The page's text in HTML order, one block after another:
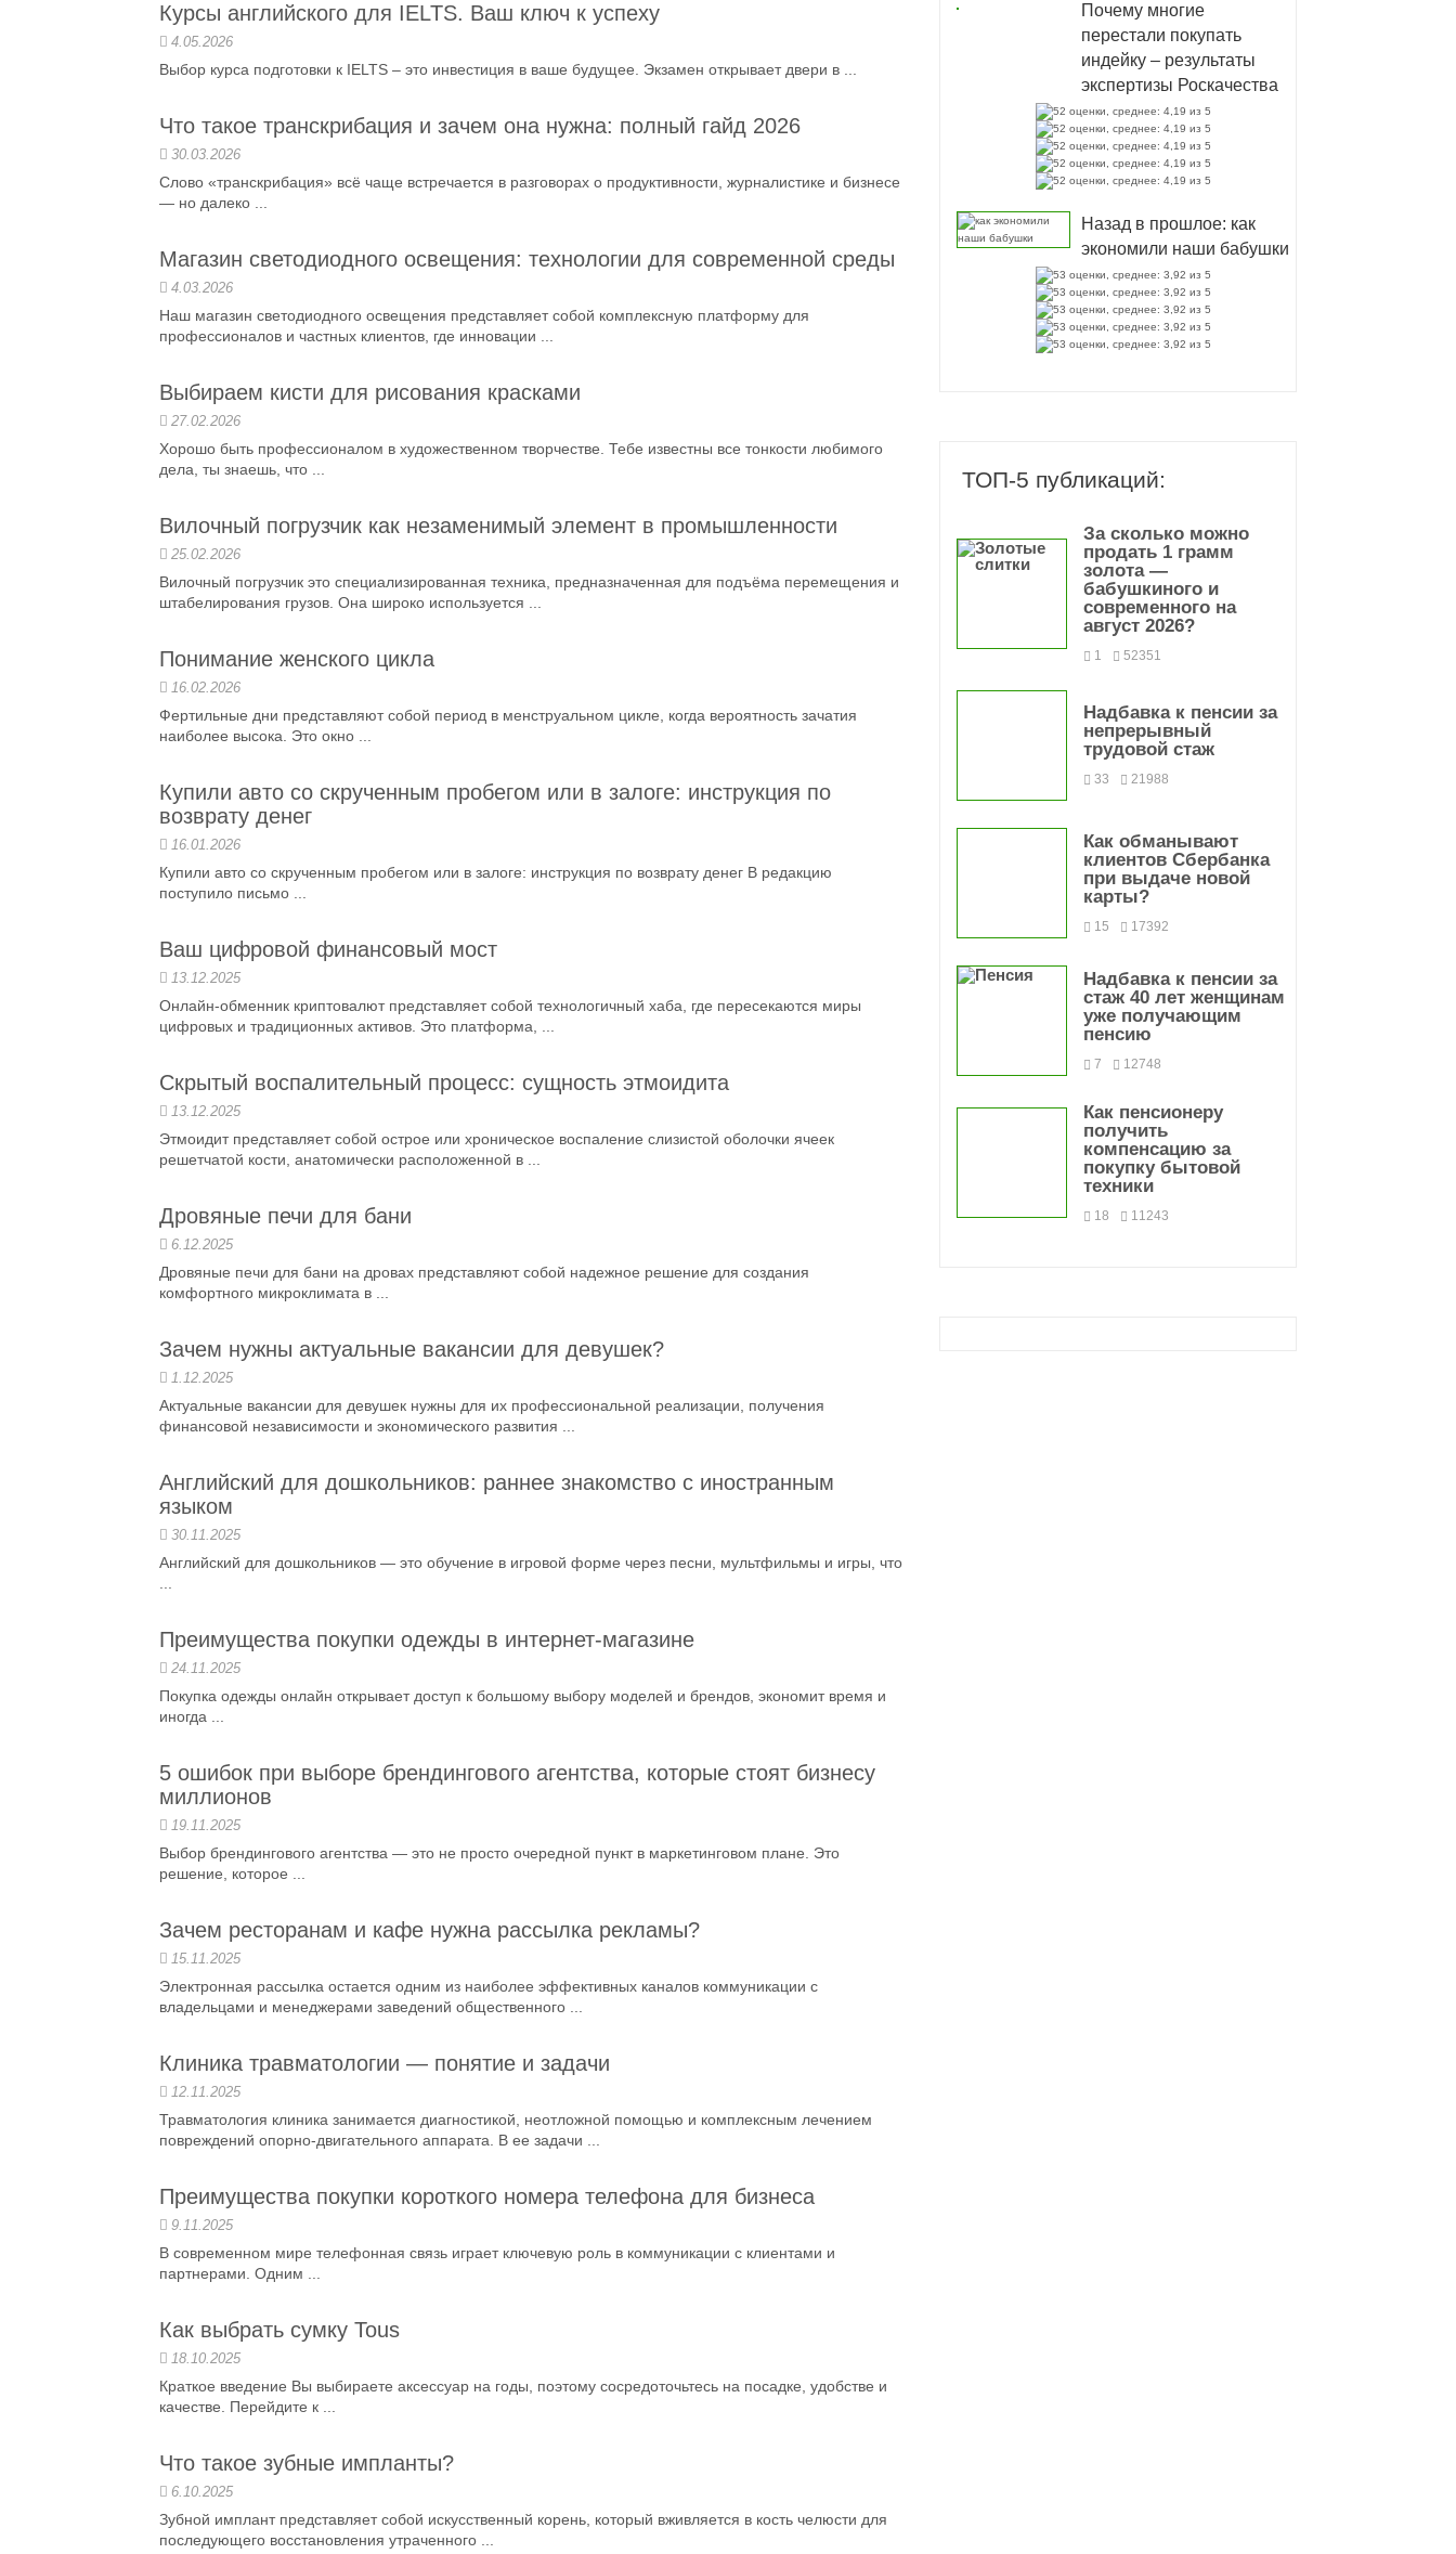
Курсы английского для IELTS. Ваш ключ к успеху
4.05.2026
Выбор курса подготовки к IELTS – это инвестиция в ваше будущее. Экзамен открывает двери в ...
Что такое транскрибация и зачем она нужна: полный гайд 2026
30.03.2026
Слово «транскрибация» всё чаще встречается в разговорах о продуктивности, журналистике и бизнесе
— но далеко ...
Магазин светодиодного освещения: технологии для современной среды
4.03.2026
Наш магазин светодиодного освещения представляет собой комплексную платформу для
профессионалов и частных клиентов, где инновации ...
Выбираем кисти для рисования красками
27.02.2026
Хорошо быть профессионалом в художественном творчестве. Тебе известны все тонкости любимого
дела, ты знаешь, что ...
Вилочный погрузчик как незаменимый элемент в промышленности
25.02.2026
Вилочный погрузчик это специализированная техника, предназначенная для подъёма перемещения и
штабелирования грузов. Она широко используется ...
Понимание женского цикла
16.02.2026
Фертильные дни представляют собой период в менструальном цикле, когда вероятность зачатия
наиболее высока. Это окно ...
Купили авто со скрученным пробегом или в залоге: инструкция по
возврату денег
16.01.2026
Купили авто со скрученным пробегом или в залоге: инструкция по возврату денег В редакцию
поступило письмо ...
Ваш цифровой финансовый мост
13.12.2025
Онлайн-обменник криптовалют представляет собой технологичный хаба, где пересекаются миры
цифровых и традиционных активов. Это платформа, ...
Скрытый воспалительный процесс: сущность этмоидита
13.12.2025
Этмоидит представляет собой острое или хроническое воспаление слизистой оболочки ячеек
решетчатой кости, анатомически расположенной в ...
Дровяные печи для бани
6.12.2025
Дровяные печи для бани на дровах представляют собой надежное решение для создания
комфортного микроклимата в ...
Зачем нужны актуальные вакансии для девушек?
1.12.2025
Актуальные вакансии для девушек нужны для их профессиональной реализации, получения
финансовой независимости и экономического развития ...
Английский для дошкольников: раннее знакомство с иностранным
языком
30.11.2025
Английский для дошкольников — это обучение в игровой форме через песни, мультфильмы и игры, что
Преимущества покупки одежды в интернет‑магазине
24.11.2025
Покупка одежды онлайн открывает доступ к большому выбору моделей и брендов, экономит время и
иногда ...
5 ошибок при выборе брендингового агентства, которые стоят бизнесу
миллионов
19.11.2025
Выбор брендингового агентства — это не просто очередной пункт в маркетинговом плане. Это
решение, которое ...
Зачем ресторанам и кафе нужна рассылка рекламы?
15.11.2025
Электронная рассылка остается одним из наиболее эффективных каналов коммуникации с
владельцами и менеджерами заведений общественного ...
Клиника травматологии — понятие и задачи
12.11.2025
Травматология клиника занимается диагностикой, неотложной помощью и комплексным лечением
повреждений опорно-двигательного аппарата. В ее задачи ...
Преимущества покупки короткого номера телефона для бизнеса
9.11.2025
В современном мире телефонная связь играет ключевую роль в коммуникации с клиентами и
партнерами. Одним ...
Как выбрать сумку Tous
18.10.2025
Краткое введение Вы выбираете аксессуар на годы, поэтому сосредоточьтесь на посадке, удобстве и
качестве. Перейдите к ...
Что такое зубные импланты?
6.10.2025
Зубной имплант представляет собой искусственный корень, который вживляется в кость челюсти для
последующего восстановления утраченного ...
Почему многие
перестали покупать
индейку – результаты
экспертизы Роскачества
Назад в прошлое: как
экономили наши бабушки
ТОП-5 публикаций:
За сколько можно
продать 1 грамм
золота —
бабушкиного и
современного на
август 2026?
1 52351
Надбавка к пенсии за
непрерывный
трудовой стаж
33 21988
Как обманывают
клиентов Сбербанка
при выдаче новой
карты?
15 17392
Надбавка к пенсии за
стаж 40 лет женщинам
уже получающим
пенсию
7 12748
Как пенсионеру
получить
компенсацию за
покупку бытовой
техники
18 11243